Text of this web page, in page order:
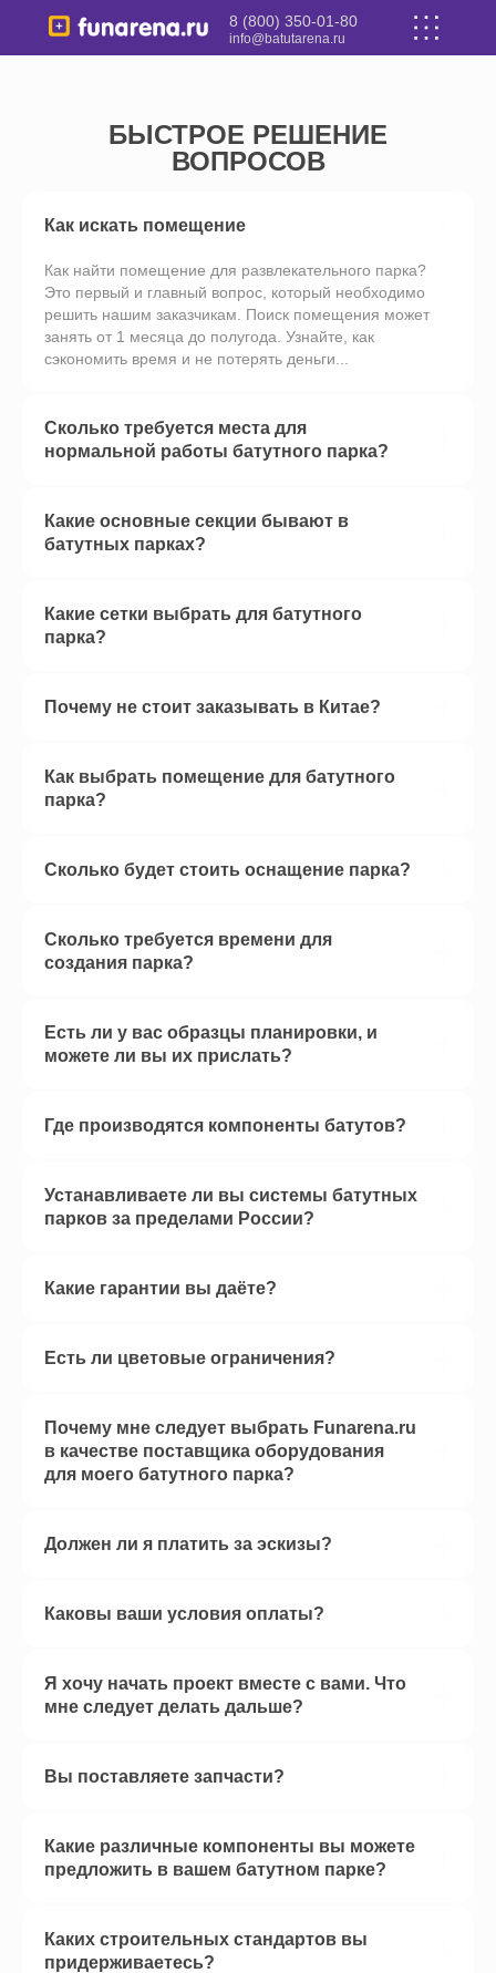
8 (800) 350-01-80
info@batutarena.ru
БЫСТРОЕ РЕШЕНИЕ
ВОПРОСОВ
Как искать помещение
Как найти помещение для развлекательного парка?
Это первый и главный вопрос, который необходимо
решить нашим заказчикам. Поиск помещения может
занять от 1 месяца до полугода. Узнайте, как
сэкономить время и не потерять деньги...
Сколько требуется места для
нормальной работы батутного парка?
Какие основные секции бывают в
батутных парках?
Какие сетки выбрать для батутного
парка?
Почему не стоит заказывать в Китае?
Как выбрать помещение для батутного
парка?
Сколько будет стоить оснащение парка?
Сколько требуется времени для
создания парка?
Есть ли у вас образцы планировки, и
можете ли вы их прислать?
Где производятся компоненты батутов?
Устанавливаете ли вы системы батутных
парков за пределами России?
Какие гарантии вы даёте?
Есть ли цветовые ограничения?
Почему мне следует выбрать Funarena.ru
в качестве поставщика оборудования
для моего батутного парка?
Должен ли я платить за эскизы?
Каковы ваши условия оплаты?
Я хочу начать проект вместе с вами. Что
мне следует делать дальше?
Вы поставляете запчасти?
Какие различные компоненты вы можете
предложить в вашем батутном парке?
Каких строительных стандартов вы
придерживаетесь?